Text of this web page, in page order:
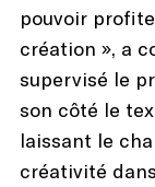
pouvoir
création », a
supervisé le
son côté le
laissant le
créativité